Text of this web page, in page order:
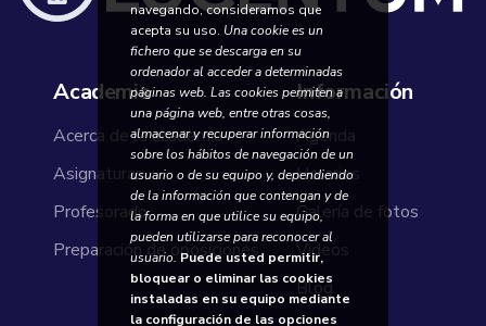
Academia
Acerca de la academia
Asignaturas
Profesorado
Preparación de oposiciones
Información
Agenda
Horarios
Galería de fotos
Videos
Blog
navegando, consideramos que
acepta su uso. Una cookie es un
fichero que se descarga en su
ordenador al acceder a determinadas
páginas web. Las cookies permiten a
una página web, entre otras cosas,
almacenar y recuperar información
sobre los hábitos de navegación de un
usuario o de su equipo y, dependiendo
de la información que contengan y de
la forma en que utilice su equipo,
pueden utilizarse para reconocer al
usuario. Puede usted permitir,
bloquear o eliminar las cookies
instaladas en su equipo mediante
la configuración de las opciones